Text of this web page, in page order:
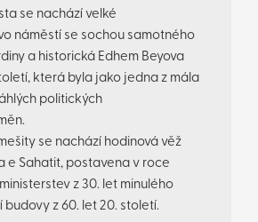
se nachází velké
náměstí se sochou samotného
a historická Edhem Beyova
která byla jako jedna z mála
politických
se nachází hodinová věž
e Sahatit, postavena v roce
z 30. let minulého
budovy z 60. let 20. století.